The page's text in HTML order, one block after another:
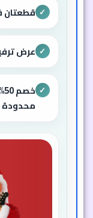
✓ قطعتان
✓ عرض
✓
محدودة